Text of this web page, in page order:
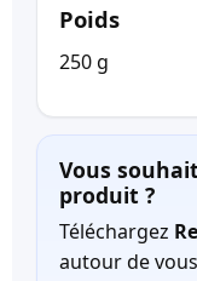
Poids
250 g
Vous
produit ?
Téléchargez
autour de